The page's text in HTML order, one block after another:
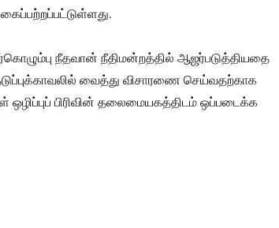
நீதவான் நீதிமன்றத்தில் ஆஜர்படுத்தியதை
வைத்து விசாரணை செய்வதற்காக
பிரிவின் தலைமையகத்திடம் ஒப்படைக்க